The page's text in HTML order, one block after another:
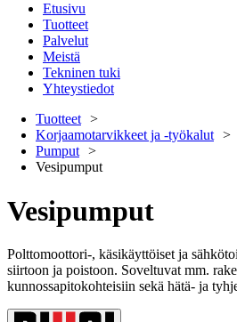
Etusivu
Tuotteet
Palvelut
Meistä
Tekninen tuki
Yhteystiedot
Tuotteet
Korjaamotarvikkeet ja -työkalut
Pumput
Vesipumput
Vesipumput
Polttomoottori-, käsikäyttöiset ja
siirtoon ja poistoon. Soveltuvat mm.
kunnossapitokohteisiin sekä hätä- ja